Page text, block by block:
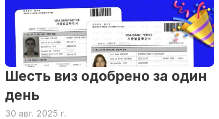
Шесть виз одобрено за один
день
30 авг. 2025 г.